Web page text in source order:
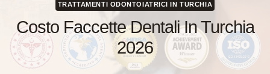
TRATTAMENTI ODONTOIATRICI IN TURCHIA
Costo Faccette Dentali In Turchia
2026